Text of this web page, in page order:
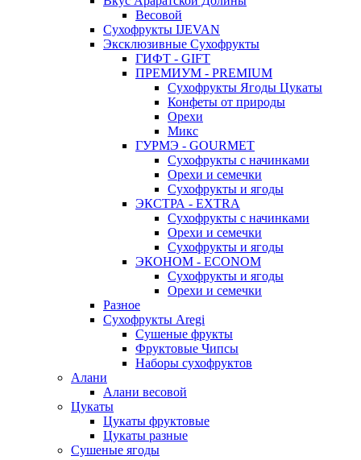
Весовой
Сухофрукты IJEVAN
Эксклюзивные Сухофрукты
ГИФТ - GIFT
ПРЕМИУМ - PREMIUM
Сухофрукты Ягоды Цукаты
Конфеты от природы
Орехи
Микс
ГУРМЭ - GOURMET
Сухофрукты с начинками
Орехи и семечки
Сухофрукты и ягоды
ЭКСТРА - EXTRA
Сухофрукты с начинками
Орехи и семечки
Сухофрукты и ягоды
ЭКОНОМ - ECONOM
Сухофрукты и ягоды
Орехи и семечки
Разное
Сухофрукты Aregi
Сушеные фрукты
Фруктовые Чипсы
Наборы сухофруктов
Алани
Алани весовой
Цукаты
Цукаты фруктовые
Цукаты разные
Сушеные ягоды